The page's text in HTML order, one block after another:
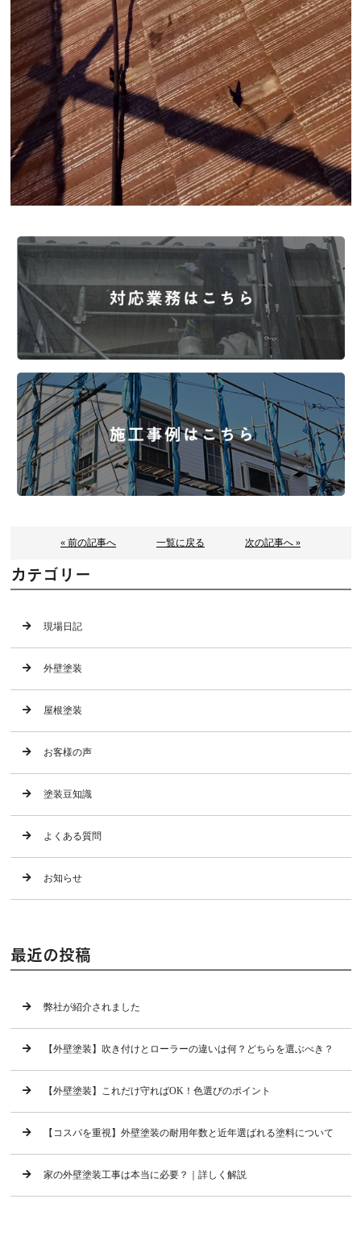
« 前の記事へ 一覧に戻る 次の記事へ »
カテゴリー
現場日記
外壁塗装
屋根塗装
お客様の声
塗装豆知識
よくある質問
お知らせ
最近の投稿
弊社が紹介されました
【外壁塗装】吹き付けとローラーの違いは何？どちらを選ぶべき？
【外壁塗装】これだけ守ればOK！色選びのポイント
【コスパを重視】外壁塗装の耐用年数と近年選ばれる塗料について
家の外壁塗装工事は本当に必要？｜詳しく解説